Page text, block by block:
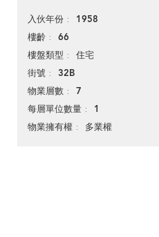
入伙年份 1958
樓齡 66
樓盤類型 住宅
街號 32B
物業層數 7
每層單位數量 1
物業擁有權 多業權